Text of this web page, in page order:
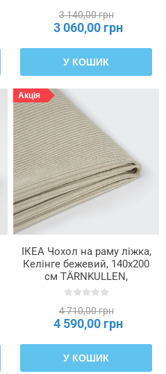
3 140,00 грн
3 060,00 грн
У КОШИК
Акція
ІКЕА Чохол на раму ліжка,
Келінге бежевий, 140x200
см TÄRNKULLEN,
906.178.28
4 710,00 грн
4 590,00 грн
У КОШИК